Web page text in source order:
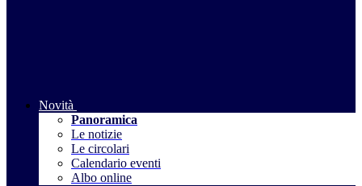
Novità
Panoramica
Le notizie
Le circolari
Calendario eventi
Albo online